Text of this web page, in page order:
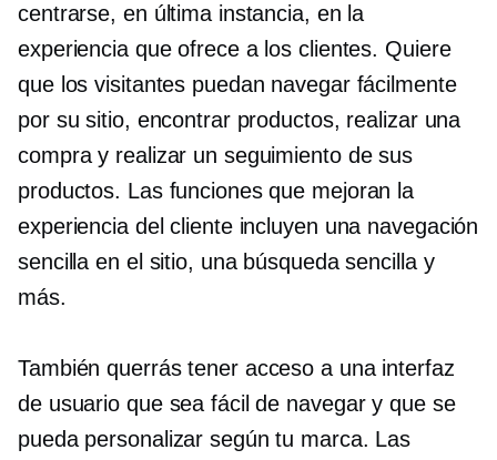
centrarse, en última instancia, en la
experiencia que ofrece a los clientes. Quiere
que los visitantes puedan navegar fácilmente
por su sitio, encontrar productos, realizar una
compra y realizar un seguimiento de sus
productos. Las funciones que mejoran la
experiencia del cliente incluyen una navegación
sencilla en el sitio, una búsqueda sencilla y
más.
También querrás tener acceso a una interfaz
de usuario que sea fácil de navegar y que se
pueda personalizar según tu marca. Las